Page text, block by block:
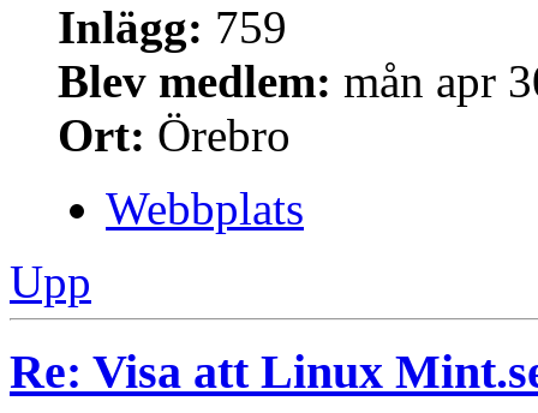
Inlägg: 759
Blev medlem: mån apr
Ort: Örebro
Webbplats
Upp
Re: Visa att Linux